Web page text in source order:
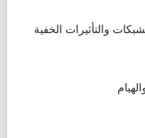
والتأثيرات الخفية